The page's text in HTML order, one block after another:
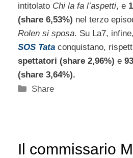
intitolato Chi la fa l’aspetti, e
(share 6,53%) nel terzo
Rolen si sposa. Su La7,
SOS Tata conquistano,
spettatori (share 2,96%) e
(share 3,64%).
Categorie
Share
Il commissario